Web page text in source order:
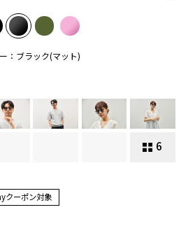
：ブラック(マット)
6
クーポン対象